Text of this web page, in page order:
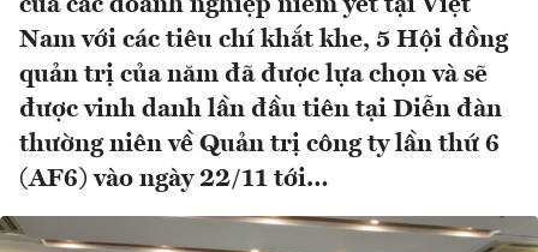
của các doanh nghiệp niêm yết tại Việt
Nam với các tiêu chí khắt khe, 5 Hội đồng
quản trị của năm đã được lựa chọn và sẽ
được vinh danh lần đầu tiên tại Diễn đàn
thường niên về Quản trị công ty lần thứ 6
(AF6) vào ngày 22/11 tới…